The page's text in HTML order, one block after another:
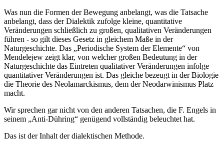
Was nun die Formen der Bewegung anbelangt, was die Tatsache
anbelangt, dass der Dialektik zufolge kleine, quantitative
Veränderungen schließlich zu großen, qualitativen Veränderungen
führen - so gilt dieses Gesetz in gleichem Maße in der
Naturgeschichte. Das „Periodische System der Elemente“ von
Mendelejew zeigt klar, von welcher großen Bedeutung in der
Naturgeschichte das Eintreten qualitativer Veränderungen infolge
quantitativer Veränderungen ist. Das gleiche bezeugt in der Biologie
die Theorie des Neolamarckismus, dem der Neodarwinismus Platz
macht.
Wir sprechen gar nicht von den anderen Tatsachen, die F. Engels in
seinem „Anti-Dühring“ genügend vollständig beleuchtet hat.
Das ist der Inhalt der dialektischen Methode.